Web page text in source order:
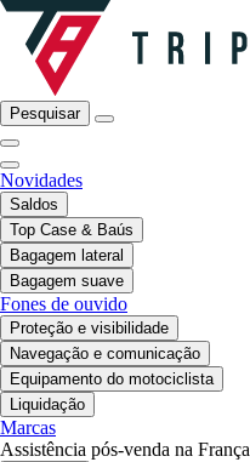
Pesquisar
Novidades
Saldos
Top Case & Baús
Bagagem lateral
Bagagem suave
Fones de ouvido
Proteção e visibilidade
Navegação e comunicação
Equipamento do motociclista
Liquidação
Marcas
Assistência pós-venda na França